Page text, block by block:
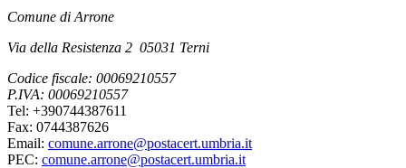
Comune di Arrone
Via della Resistenza 2 05031 Terni
Codice fiscale: 00069210557
P.IVA: 00069210557
Tel: +390744387611
Fax: 0744387626
Email: comune.arrone@postacert.umbria.it
PEC: comune.arrone@postacert.umbria.it